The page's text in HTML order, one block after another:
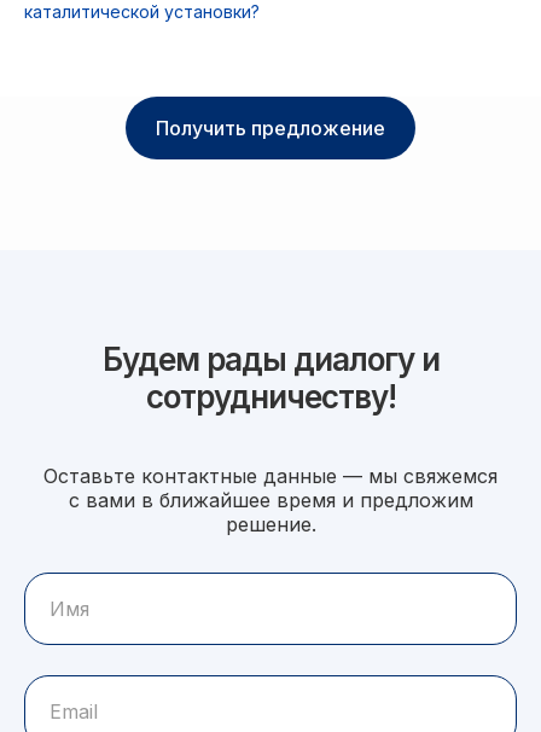
каталитической установки?
Получить предложение
Будем рады диалогу и
сотрудничеству!
Оставьте контактные данные — мы свяжемся
с вами в ближайшее время и предложим
решение.